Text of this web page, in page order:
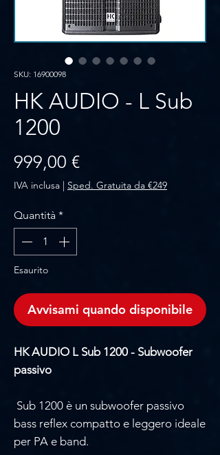
SKU: 16900098
HK AUDIO - L Sub
1200
999,00 €Prezzo
IVA inclusa | Sped. Gratuita da €249
Quantità *
Esaurito
Avvisami quando disponibile
HK AUDIO L Sub 1200 - Subwoofer
passivo
Sub 1200 è un subwoofer passivo
bass reflex compatto e leggero ideale
per PA e band.